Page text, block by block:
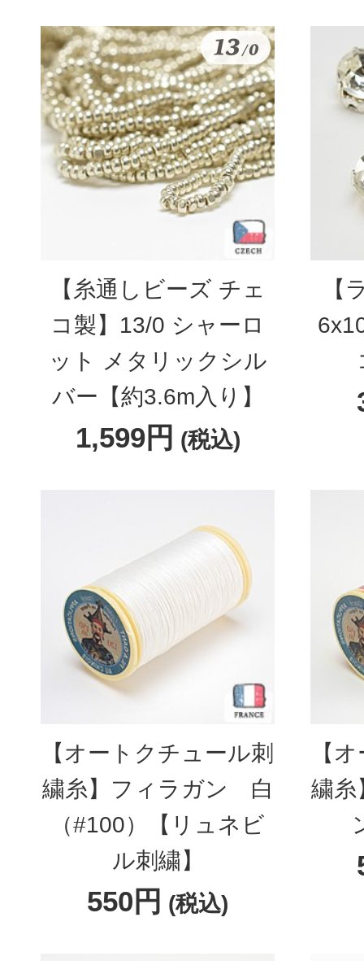
【糸通しビーズ チェ
コ製】13/0 シャーロ
ット メタリックシル
バー【約3.6m入り】
1,599円 (税込)
【
【オートクチュール刺
繍糸】フィラガン 白
（#100）【リュネビ
ル刺繍】
550円 (税込)
【
繍